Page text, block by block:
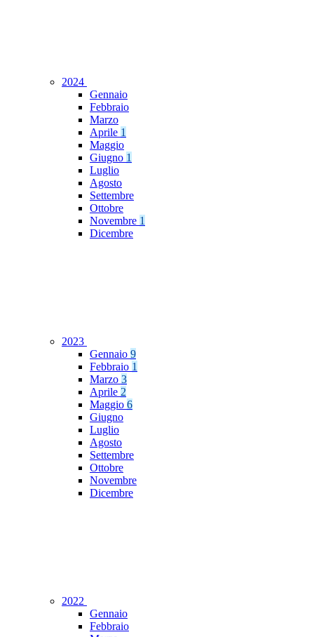
2024
Gennaio
Febbraio
Marzo
Aprile 1
Maggio
Giugno 1
Luglio
Agosto
Settembre
Ottobre
Novembre 1
Dicembre
2023
Gennaio 9
Febbraio 1
Marzo 3
Aprile 2
Maggio 6
Giugno
Luglio
Agosto
Settembre
Ottobre
Novembre
Dicembre
2022
Gennaio
Febbraio